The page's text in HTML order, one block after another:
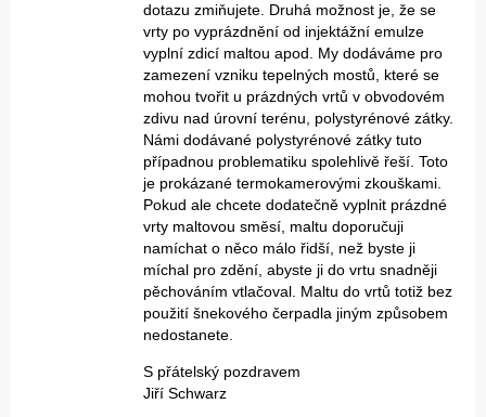
dotazu zmiňujete. Druhá možnost je, že se
vrty po vyprázdnění od injektážní emulze
vyplní zdicí maltou apod. My dodáváme pro
zamezení vzniku tepelných mostů, které se
mohou tvořit u prázdných vrtů v obvodovém
zdivu nad úrovní terénu, polystyrénové zátky.
Námi dodávané polystyrénové zátky tuto
případnou problematiku spolehlivě řeší. Toto
je prokázané termokamerovými zkouškami.
Pokud ale chcete dodatečně vyplnit prázdné
vrty maltovou směsí, maltu doporučuji
namíchat o něco málo řidší, než byste ji
míchal pro zdění, abyste ji do vrtu snadněji
pěchováním vtlačoval. Maltu do vrtů totiž bez
použití šnekového čerpadla jiným způsobem
nedostanete.
S přátelský pozdravem
Jiří Schwarz